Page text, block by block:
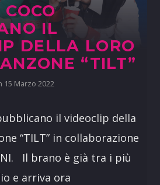
IL
DELLA LORO
“TILT”
15 Marzo 2022
il videoclip della
“TILT” in collaborazione
Il brano è già tra i più
e arriva ora